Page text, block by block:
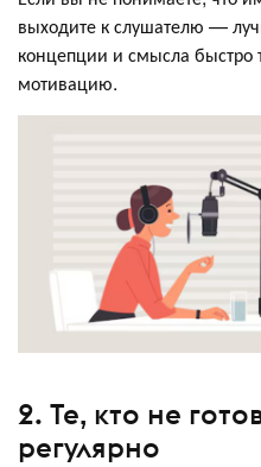
выходите к слушателю —
концепции и смысла
мотивацию.
2. Те, кто не
регулярно